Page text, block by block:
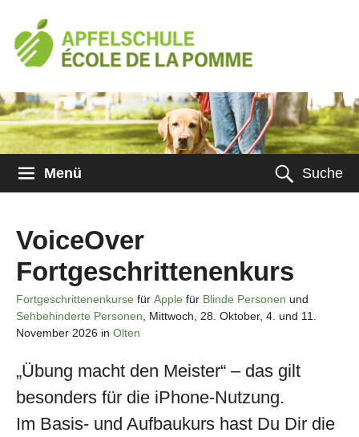
Menü Suche
VoiceOver
Fortgeschrittenenkurs
Fortgeschrittenenkurse für Apple für Blinde Personen und
Sehbehinderte Personen , Mittwoch, 28. Oktober, 4. und 11.
November 2026 in Olten
„Übung macht den Meister“ – das gilt
besonders für die iPhone-Nutzung.
Im Basis- und Aufbaukurs hast Du Dir die